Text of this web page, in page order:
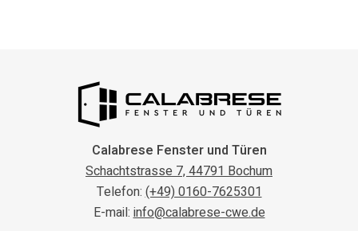
Calabrese Fenster und Türen
Schachtstrasse 7, 44791 Bochum
Telefon:(+49) 0160-7625301
E-mail:info@calabrese-cwe.de